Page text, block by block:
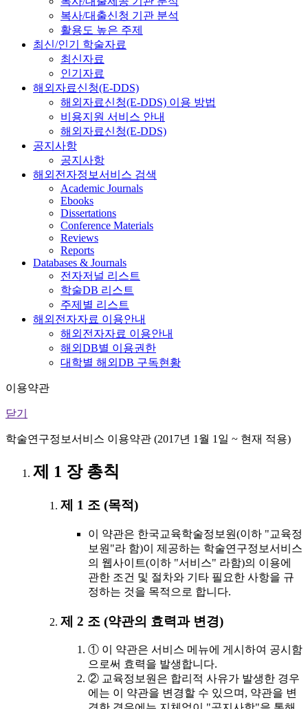
복사/대출신청 기관 분석
활용도 높은 주제
최신/인기 학술자료
최신자료
인기자료
해외자료신청(E-DDS)
해외자료신청(E-DDS) 이용 방법
비용지원 서비스 안내
해외자료신청(E-DDS)
공지사항
공지사항
해외전자정보서비스 검색
Academic Journals
Ebooks
Dissertations
Conference Materials
Reviews
Reports
Databases & Journals
전자저널 리스트
학술DB 리스트
주제별 리스트
해외전자자료 이용안내
해외전자자료 이용안내
해외DB별 이용권한
대학별 해외DB 구독현황
이용약관
닫기
학술연구정보서비스 이용약관 (2017년 1월 1일 ~ 현재 적용)
제 1 장 총칙
제 1 조 (목적)
이 약관은 한국교육학술정보원(이하 "교육정
보원"라 함)이 제공하는 학술연구정보서비스
의 웹사이트(이하 "서비스" 라함)의 이용에
관한 조건 및 절차와 기타 필요한 사항을 규
정하는 것을 목적으로 합니다.
제 2 조 (약관의 효력과 변경)
① 이 약관은 서비스 메뉴에 게시하여 공시함
으로써 효력을 발생합니다.
② 교육정보원은 합리적 사유가 발생한 경우
에는 이 약관을 변경할 수 있으며, 약관을 변